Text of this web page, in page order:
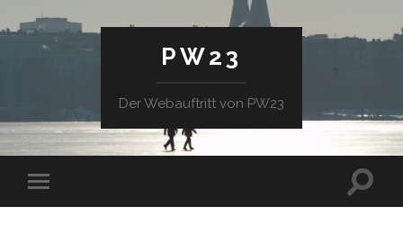
PW23
Der Webauftritt von PW23